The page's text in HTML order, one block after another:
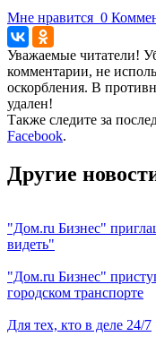
Мне нравится 0
Уважаемые читатели!
комментарии, не
оскорбления. В
удален!
Также следите за
Facebook.
Другие
"Дом.ru Бизнес"
видеть"
"Дом.ru Бизнес"
городском транспорте
Для тех, кто в деле 24/7